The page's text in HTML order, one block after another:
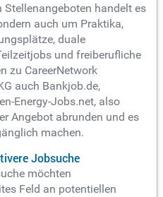
handelt es
auch um Praktika,
duale
und freiberufliche
zu CareerNetwork
auch Bankjob.de,
Energy-Jobs.net, also
Angebot abrunden und es
machen.
Jobsuche
möchten
Feld an potentiellen